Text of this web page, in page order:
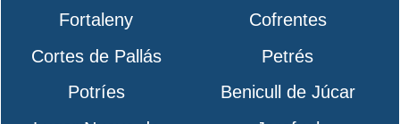
Fortaleny
Cofrentes
Cortes de Pallás
Petrés
Potríes
Benicull de Júcar